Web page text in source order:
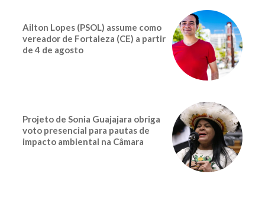
Ailton Lopes (PSOL) assume como
vereador de Fortaleza (CE) a partir
de 4 de agosto
Projeto de Sonia Guajajara obriga
voto presencial para pautas de
impacto ambiental na Câmara